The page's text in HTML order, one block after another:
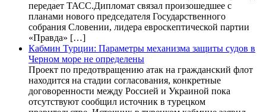
передает ТАСС.Дипломат связал произошедшее с
планами нового председателя Государственного
собрания Словении, лидера евроскептической партии
«Правда» […]
Кабмин Турции: Параметры механизма защиты судов в
Черном море не определены
Проект по предотвращению атак на гражданский флот
находится на стадии согласования, конкретные
договоренности между Россией и Украиной пока
отсутствуют сообщил источник в турецком